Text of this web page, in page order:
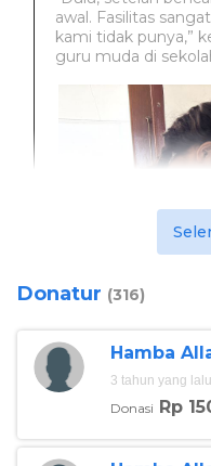
awal. Fasilitas
kami tidak punya,”
guru muda di
Meski tahun lalu
Donatur (316)
Hamba
3 tahun yang lalu
Donasi Rp